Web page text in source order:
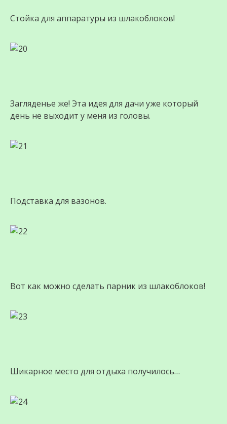
Стойка для аппаратуры из шлакоблоков!
Загляденье же! Эта идея для дачи уже который
день не выходит у меня из головы.
Подставка для вазонов.
Вот как можно сделать парник из шлакоблоков!
Шикарное место для отдыха получилось…